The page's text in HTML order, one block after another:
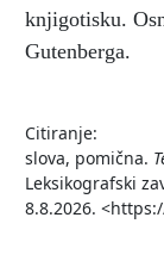
knjigotisku.
Gutenberga.
Citiranje:
slova, pomična.
Leksikografski
8.8.2026.